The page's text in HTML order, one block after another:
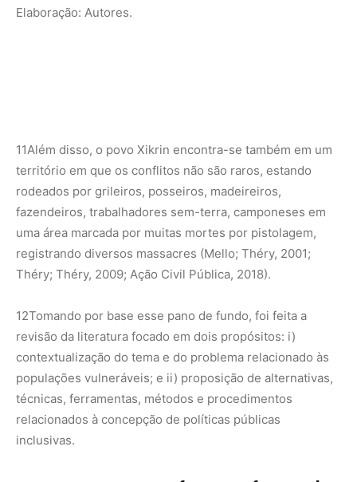
Elaboração: Autores.
11Além disso, o povo Xikrin encontra-se também em um
território em que os conflitos não são raros, estando
rodeados por grileiros, posseiros, madeireiros,
fazendeiros, trabalhadores sem-terra, camponeses em
uma área marcada por muitas mortes por pistolagem,
registrando diversos massacres (Mello; Théry, 2001;
Théry; Théry, 2009; Ação Civil Pública, 2018).
12Tomando por base esse pano de fundo, foi feita a
revisão da literatura focado em dois propósitos: i)
contextualização do tema e do problema relacionado às
populações vulneráveis; e ii) proposição de alternativas,
técnicas, ferramentas, métodos e procedimentos
relacionados à concepção de políticas públicas
inclusivas.